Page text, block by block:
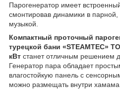
Парогенератор имеет
смонтировав динамики в
музыкой.
Компактный проточный
турецкой бани «STEAMTEC»
кВт станет отличным решением
Генератор пара обладает
влагостойкую панель с
можно размещать внутри хамама.